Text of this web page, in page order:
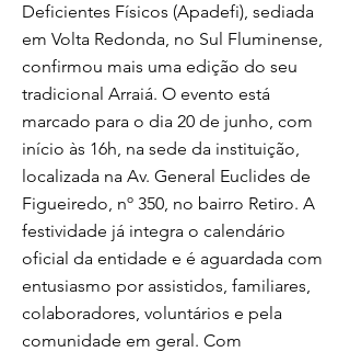
Deficientes Físicos (Apadefi), sediada
em Volta Redonda, no Sul Fluminense,
confirmou mais uma edição do seu
tradicional Arraiá. O evento está
marcado para o dia 20 de junho, com
início às 16h, na sede da instituição,
localizada na Av. General Euclides de
Figueiredo, nº 350, no bairro Retiro. A
festividade já integra o calendário
oficial da entidade e é aguardada com
entusiasmo por assistidos, familiares,
colaboradores, voluntários e pela
comunidade em geral. Com